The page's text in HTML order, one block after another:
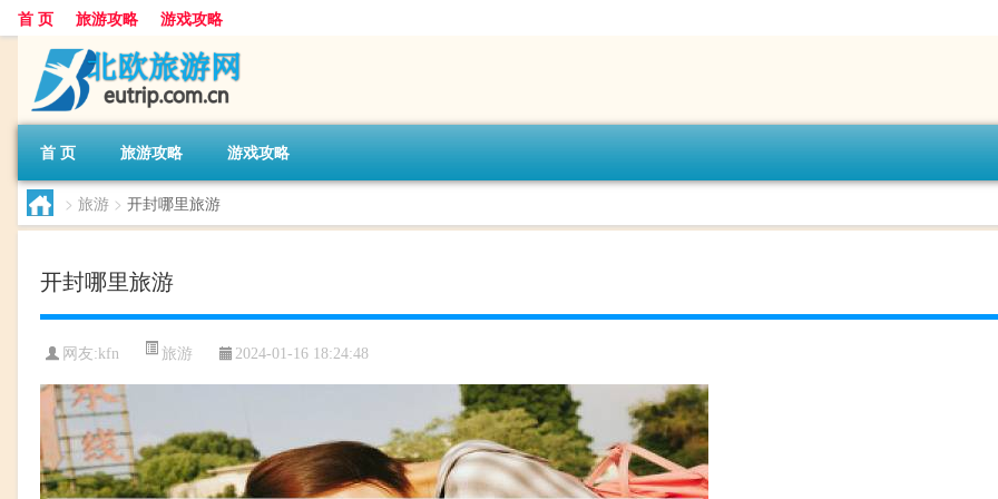
首 页 旅游攻略 游戏攻略
首 页 旅游攻略 游戏攻略
> 旅游 > 开封哪里旅游
开封哪里旅游
网友: kfn 旅游 2024-01-16 18:24:48